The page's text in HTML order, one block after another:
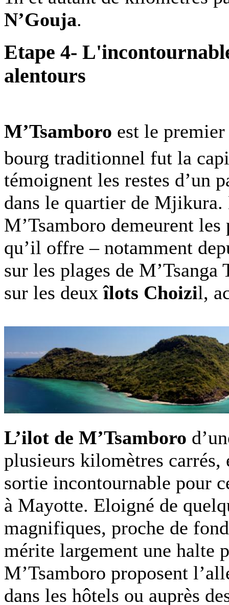
N’Gouja.
Etape 4-
alentours
M’Tsamboro est le
bourg traditionnel fut la
témoignent les restes d’un
dans le quartier de
M’Tsamboro demeurent
qu’il offre – notamment
sur les plages de
sur les deuxîlots Choizil,
L’ilot de M’Tsamboro
plusieurs kilomètres carrés,
sortie incontournable pour
à Mayotte. Eloigné de
magnifiques, proche de
mérite largement une halte
M’Tsamboro proposent
dans les hôtels ou auprès